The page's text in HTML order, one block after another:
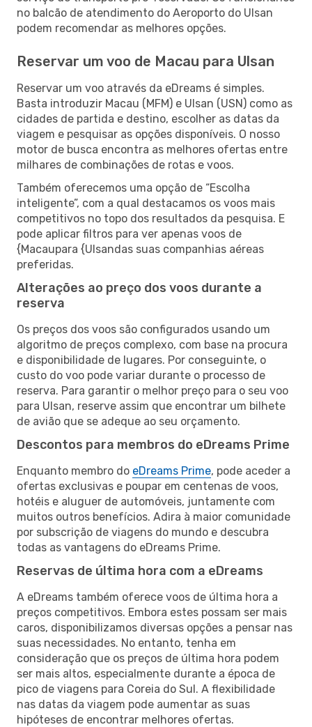
no balcão de atendimento do Aeroporto do Ulsan
podem recomendar as melhores opções.
Reservar um voo de Macau para Ulsan
Reservar um voo através da eDreams é simples.
Basta introduzir Macau (MFM) e Ulsan (USN) como as
cidades de partida e destino, escolher as datas da
viagem e pesquisar as opções disponíveis. O nosso
motor de busca encontra as melhores ofertas entre
milhares de combinações de rotas e voos.
Também oferecemos uma opção de “Escolha
inteligente”, com a qual destacamos os voos mais
competitivos no topo dos resultados da pesquisa. E
pode aplicar filtros para ver apenas voos de
{Macaupara {Ulsandas suas companhias aéreas
preferidas.
Alterações ao preço dos voos durante a
reserva
Os preços dos voos são configurados usando um
algoritmo de preços complexo, com base na procura
e disponibilidade de lugares. Por conseguinte, o
custo do voo pode variar durante o processo de
reserva. Para garantir o melhor preço para o seu voo
para Ulsan, reserve assim que encontrar um bilhete
de avião que se adeque ao seu orçamento.
Descontos para membros do eDreams Prime
Enquanto membro do eDreams Prime, pode aceder a
ofertas exclusivas e poupar em centenas de voos,
hotéis e aluguer de automóveis, juntamente com
muitos outros benefícios. Adira à maior comunidade
por subscrição de viagens do mundo e descubra
todas as vantagens do eDreams Prime.
Reservas de última hora com a eDreams
A eDreams também oferece voos de última hora a
preços competitivos. Embora estes possam ser mais
caros, disponibilizamos diversas opções a pensar nas
suas necessidades. No entanto, tenha em
consideração que os preços de última hora podem
ser mais altos, especialmente durante a época de
pico de viagens para Coreia do Sul. A flexibilidade
nas datas da viagem pode aumentar as suas
hipóteses de encontrar melhores ofertas.